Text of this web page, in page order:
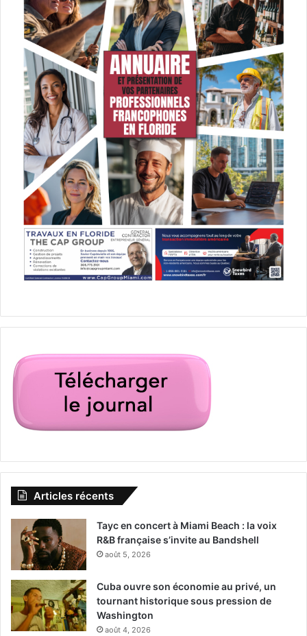
les électeurs Démocrates sont 4%
de moins qu’en 2015 à faire
confiance aux médias (51% en
tout), les indépendants ne sont
plus que 30%. Quant aux
Républicains, ils sont passés de
32% à seulement 14%. Ce qui
signifie que dans la moitié
républicaine de l’Amérique, plus
personne ne fait confiance aux
médias (1 sur 10), et seulement 1
démocrate sur deux … A noter que
les moins de 50 ans décrochent
dans leur confiance aux médias.
Bien entendu, depuis quelques
années, les blogs et autres sites
internet véhiculant des théories du
complot incitent les esprits
médias. Mais le manque de
neutralité massif des médias
contreproductif absolument pas
maitrisé : non seulement les
citoyens ne leur font plus
confiance, mais en plus ils
souhaitent voter à l’inverse de ce
Articles récents
Tayc en concert à Miami Beach : la voix
R&B française s’invite au Bandshell
août 5, 2026
Cuba ouvre son économie au privé, un
tournant historique sous pression de
Washington
août 4, 2026